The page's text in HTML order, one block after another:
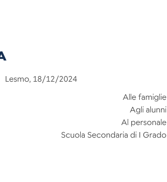
2024
Alle famiglie
Agli alunni
Al personale
Scuola Secondaria di I Grado